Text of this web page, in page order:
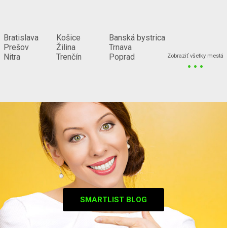
Bratislava
Prešov
Nitra
Košice
Žilina
Trenčín
Banská bystrica
Trnava
Poprad
Zobraziť všetky mestá
...
SMARTLIST BLOG